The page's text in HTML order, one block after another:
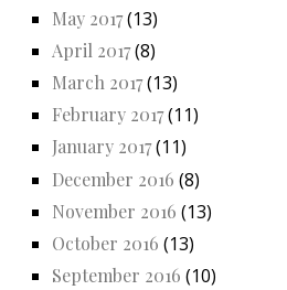
May 2017(13)
April 2017(8)
March 2017(13)
February 2017(11)
January 2017(11)
December 2016 (8)
November 2016 (13)
October 2016 (13)
September 2016 (10)